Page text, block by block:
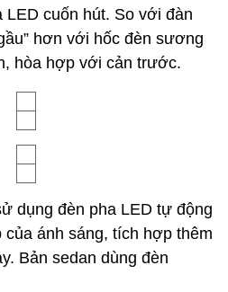
LED cuốn hút. So với đàn
hơn với hốc đèn sương
hòa hợp với cản trước.
dụng đèn pha LED tự động
của ánh sáng, tích hợp thêm
Bản sedan dùng đèn